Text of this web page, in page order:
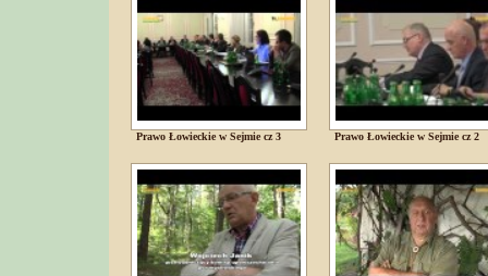
Prawo Łowieckie w Sejmie cz 3 Prawo Łowieckie w Sejmie cz 2